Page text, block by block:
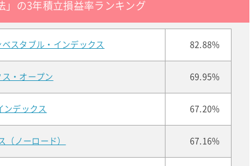
」の3年積立損益率ランキング
スタブル・インデックス 82.88%
・オープン 69.95%
ンデックス 67.20%
（ノーロード） 67.16%